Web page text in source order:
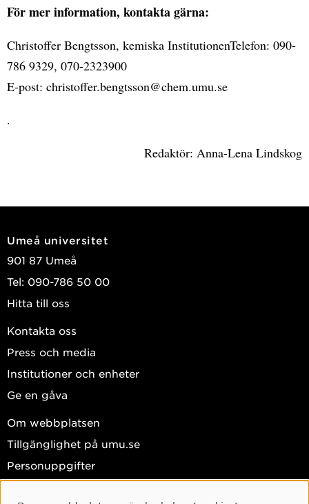
För mer information, kontakta gärna:
Christoffer Bengtsson, kemiska InstitutionenTelefon: 090-
786 9329, 070-2323900
E-post: christoffer.bengtsson@chem.umu.se
.
Redaktör: Anna-Lena Lindskog
Umeå universitet
901 87 Umeå
Tel: 090-786 50 00
Hitta till oss
Kontakta oss
Press och media
Institutioner och enheter
Ge en gåva
Om webbplatsen
Tillgänglighet på umu.se
Personuppgifter